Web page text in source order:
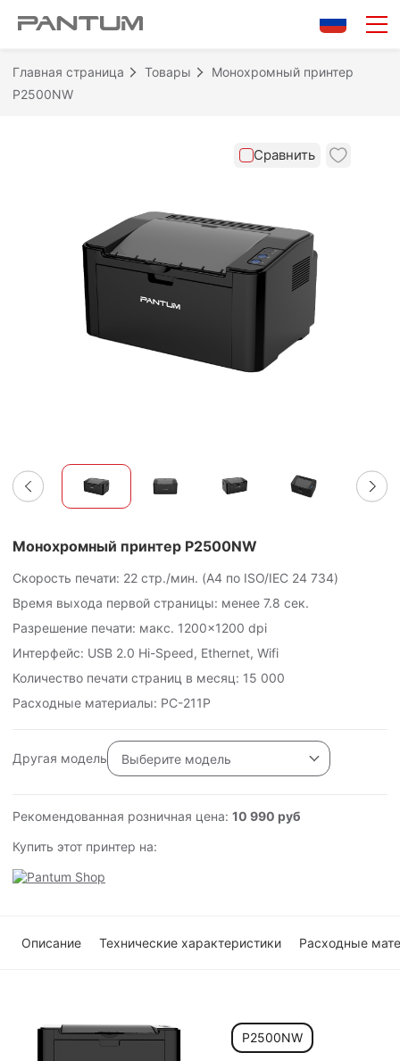
Главная страница Товары
Монохромный принтер
P2500NW
Сравнить
Монохромный принтер P2500NW
Скорость печати: 22 стр./мин. (A4 по ISO/IEC 24 734)
Время выхода первой страницы: менее 7.8 сек.
Разрешение печати: макс. 1200×1200 dpi
Интерфейс: USB 2.0 Hi-Speed, Ethernet, Wifi
Количество печати страниц в месяц: 15 000
Расходные материалы: PC-211P
Другая модель Выберите модель
Рекомендованная розничная цена: 10 990 руб
Купить этот принтер на:
Описание Технические характеристики Расходные
P2500NW
Очистить Сравнить